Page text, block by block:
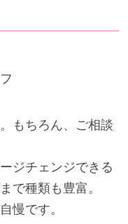
もちろん、ご相談
ジチェンジできる
で種類も豊富。
慢です。